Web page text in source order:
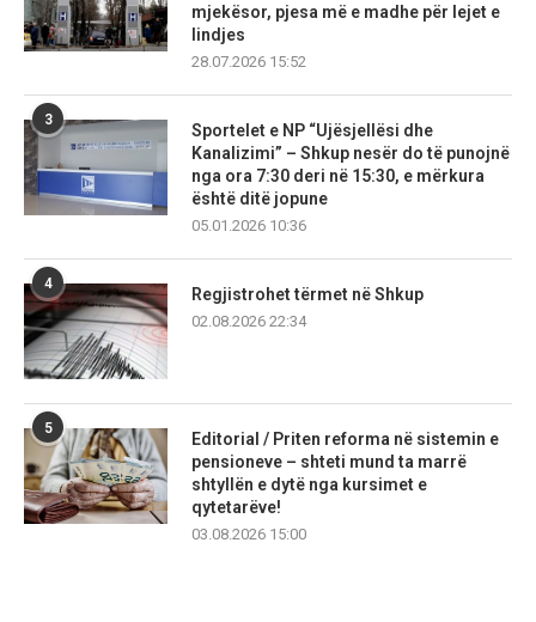
mjekësor, pjesa më e madhe për lejet e
lindjes
28.07.2026 15:52
3
Sportelet e NP “Ujësjellësi dhe
Kanalizimi” – Shkup nesër do të punojnë
nga ora 7:30 deri në 15:30, e mërkura
është ditë jopune
05.01.2026 10:36
4
Regjistrohet tërmet në Shkup
02.08.2026 22:34
5
Editorial / Priten reforma në sistemin e
pensioneve – shteti mund ta marrë
shtyllën e dytë nga kursimet e
qytetarëve!
03.08.2026 15:00